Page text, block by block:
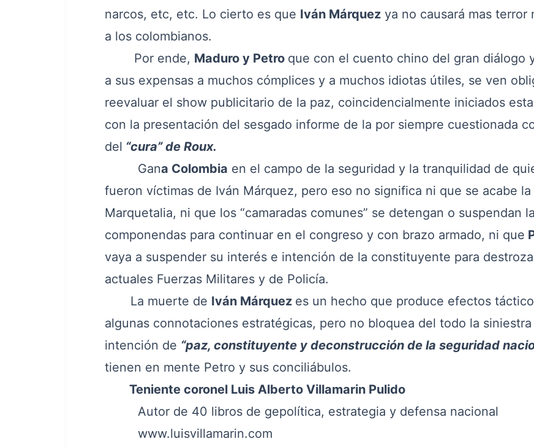
narcos, etc, etc. Lo cierto es que Iván Márquezya no causará mas terror
a los colombianos.
Por ende, Maduro y Petro que con el cuento chino del gran diálogo
a sus expensas a muchos cómplices y a muchos idiotas útiles, se ven
reevaluar el show publicitario de la paz, coincidencialmente iniciados
con la presentación del sesgado informe de la por siempre cuestionada
del “cura” de Roux.
Gana Colombia en el campo de la seguridad y la tranquilidad de
fueron víctimas de Iván Márquez, pero eso no significa ni que se acabe la
Marquetalia, ni que los “camaradas comunes” se detengan o suspendan
componendas para continuar en el congreso y con brazo armado, ni que
vaya a suspender su interés e intención de la constituyente para
actuales Fuerzas Militares y de Policía.
La muerte de Iván Márquez es un hecho que produce efectos
algunas connotaciones estratégicas, pero no bloquea del todo la siniestra
intención de “paz, constituyente y deconstrucción de la seguridad
tienen en mente Petro y sus conciliábulos.
Teniente coronel Luis Alberto Villamarin Pulido
Autor de 40 libros de gepolítica, estrategia y defensa nacional
www.luisvillamarin.com